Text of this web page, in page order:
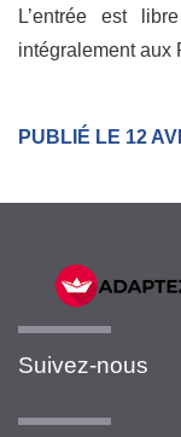
L’entrée est
intégralement aux
PUBLIÉ LE 12
Suivez-nous